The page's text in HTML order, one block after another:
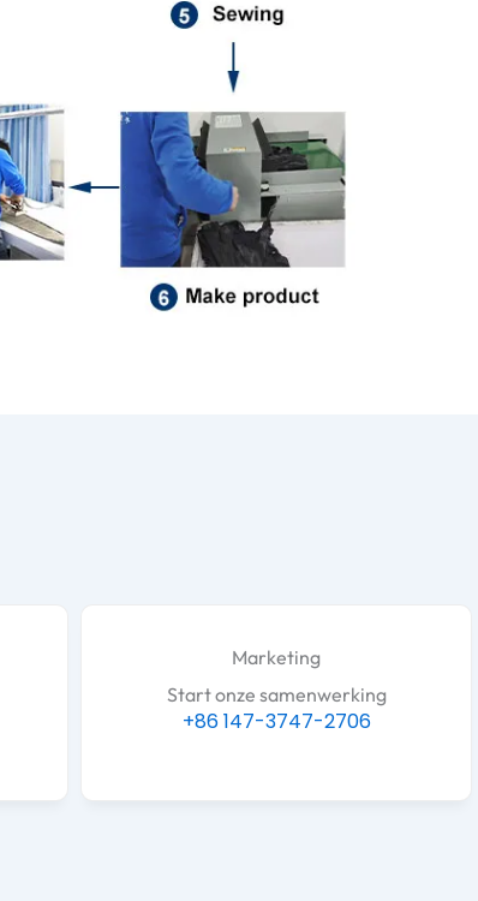
Marketing
Start onze samenwerking
+86 147-3747-2706